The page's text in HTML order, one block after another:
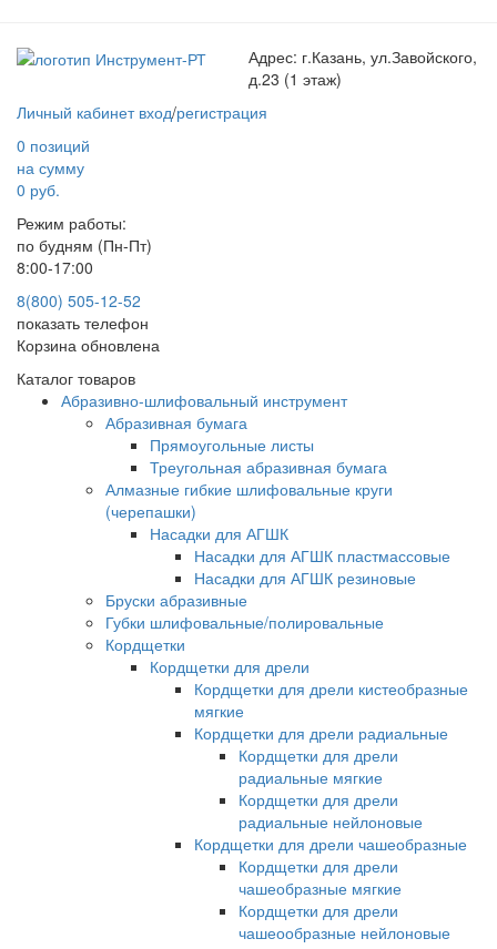
Адрес: г.Казань, ул.Завойского,
д.23 (1 этаж)
Личный кабинет вход/регистрация
0 позиций
на сумму
0 руб.
Режим работы:
по будням (Пн-Пт)
8:00-17:00
8(800) 505-12-52
показать телефон
Корзина обновлена
Каталог товаров
Абразивно-шлифовальный инструмент
Абразивная бумага
Прямоугольные листы
Треугольная абразивная бумага
Алмазные гибкие шлифовальные круги
(черепашки)
Насадки для АГШК
Насадки для АГШК пластмассовые
Насадки для АГШК резиновые
Бруски абразивные
Губки шлифовальные/полировальные
Кордщетки
Кордщетки для дрели
Кордщетки для дрели кистеобразные
мягкие
Кордщетки для дрели радиальные
Кордщетки для дрели
радиальные мягкие
Кордщетки для дрели
радиальные нейлоновые
Кордщетки для дрели чашеобразные
Кордщетки для дрели
чашеобразные мягкие
Кордщетки для дрели
чашеообразные нейлоновые